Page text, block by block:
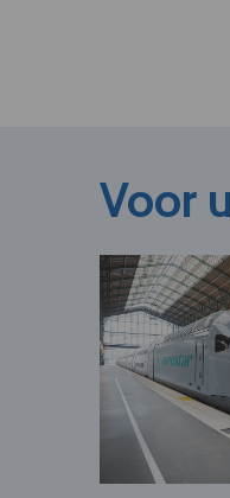
Voor